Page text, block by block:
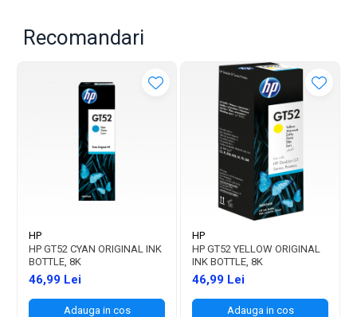
Recomandari
HP
HP GT52 CYAN ORIGINAL INK
BOTTLE, 8K
46,99 Lei
Adauga in cos
HP
HP GT52 YELLOW ORIGINAL
INK BOTTLE, 8K
46,99 Lei
Adauga in cos